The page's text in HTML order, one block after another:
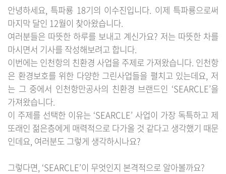
안녕하세요, 특파룡 18기의 이수진입니다. 이제 특파룡으로써
마지막 달인 12월이 찾아왔습니다.
여러분들은 따뜻한 하루를 보내고 계신가요? 저는 따뜻한 차를
마시면서 기사를 작성해보려고 합니다.
이번에는 인천항의 친환경 사업을 주제로 가져왔습니다. 인천항
은 환경보호를 위한 다양한 그린사업들을 펼치고 있는데요, 저
는 그 중에서 인천항만공사의 친환경 브랜드인 ‘SEARCLE’을
가져왔습니다.
이 주제를 선택한 이유는 ‘SEARCLE’ 사업이 가장 독특하고 제
또래인 젊은층에게 매력적으로 다가올 것 같다고 생각했기 때문
인데요, 여러분도 그렇게 생각하시나요?
그렇다면, ‘SEARCLE’이 무엇인지 본격적으로 알아볼까요?